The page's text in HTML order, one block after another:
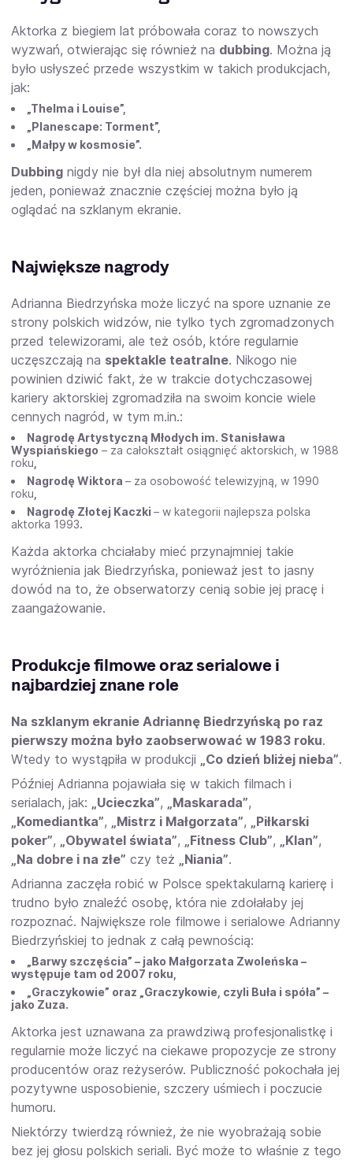
Aktorka z biegiem lat próbowała coraz to nowszych
wyzwań, otwierając się również na dubbing. Można ją
było usłyszeć przede wszystkim w takich produkcjach,
jak:
„Thelma i Louise”,
„Planescape: Torment”,
„Małpy w kosmosie”.
Dubbing nigdy nie był dla niej absolutnym numerem
jeden, ponieważ znacznie częściej można było ją
oglądać na szklanym ekranie.
Największe nagrody
Adrianna Biedrzyńska może liczyć na spore uznanie ze
strony polskich widzów, nie tylko tych zgromadzonych
przed telewizorami, ale też osób, które regularnie
uczęszczają na spektakle teatralne. Nikogo nie
powinien dziwić fakt, że w trakcie dotychczasowej
kariery aktorskiej zgromadziła na swoim koncie wiele
cennych nagród, w tym m.in.:
Nagrodę Artystyczną Młodych im. Stanisława
Wyspiańskiego – za całokształt osiągnięć aktorskich, w 1988
roku
Nagrodę Wiktora – za osobowość telewizyjną, w 1990
roku
Nagrodę Złotej Kaczki– w kategorii najlepsza polska
aktorka 1993.
Każda aktorka chciałaby mieć przynajmniej takie
wyróżnienia jak Biedrzyńska, ponieważ jest to jasny
dowód na to, że obserwatorzy cenią sobie jej pracę i
zaangażowanie.
Produkcje filmowe oraz serialowe i
najbardziej znane role
Na szklanym ekranie Adriannę Biedrzyńską po raz
pierwszy można było zaobserwować w 1983 roku.
Wtedy to wystąpiła w produkcji
„Co dzień bliżej nieba”.
Później Adrianna pojawiała się w takich filmach i
serialach, jak:
„Ucieczka”, „Maskarada”,
„Komediantka”, „Mistrz i Małgorzata”,
„Piłkarski
poker”, „Obywatel świata”, „Fitness Club”, „Klan”,
„Na dobre i na złe” czy też „Niania”.
Adrianna zaczęła robić w Polsce spektakularną karierę i
trudno było znaleźć osobę, która nie zdołałaby jej
rozpoznać. Największe role filmowe i serialowe Adrianny
Biedrzyńskiej to jednak z całą pewnością:
„Barwy szczęścia” – jako Małgorzata Zwoleńska –
występuje tam od 2007 roku,
„Graczykowie” oraz „Graczykowie, czyli Buła i spóła” –
jako Zuza.
Aktorka jest uznawana za prawdziwą profesjonalistkę i
regularnie może liczyć na ciekawe propozycje ze strony
producentów oraz reżyserów. Publiczność pokochała jej
pozytywne usposobienie, szczery uśmiech i poczucie
humoru.
Niektórzy twierdzą również, że nie wyobrażają sobie
bez jej głosu polskich seriali. Być może to właśnie z tego